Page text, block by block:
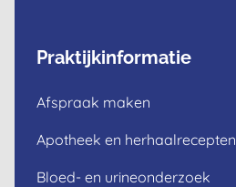
Praktijkinformatie
Afspraak maken
Apotheek en herhaalrecepten
Bloed- en urineonderzoek